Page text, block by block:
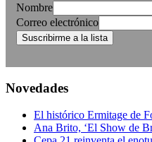
Nombre
Correo electrónico
Novedades
El histórico Ermitage de
Ana Brito, ‘El Show de